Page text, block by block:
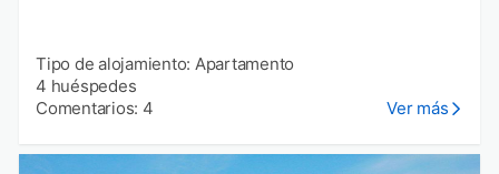
Tipo de alojamiento: Apartamento
4 huéspedes
Comentarios: 4
Ver más